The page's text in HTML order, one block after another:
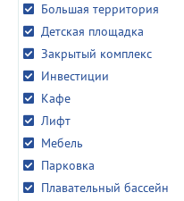
Большая территория
Детская площадка
Закрытый комплекс
Инвестиции
Кафе
Лифт
Мебель
Парковка
Плавательный бассейн